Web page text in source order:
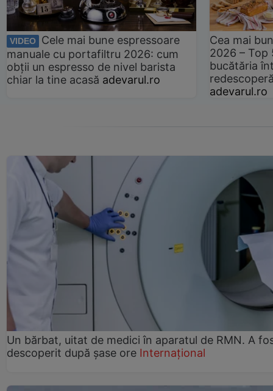
VIDEO
Cele mai bune espressoare
manuale cu portafiltru 2026: cum
obții un espresso de nivel barista
chiar la tine acasă adevarul.ro
Cea mai
2026 –
bucătăria
adevarul.ro
Un bărbat, uitat de medici în aparatul de RMN. A
descoperit după șase ore Internațional